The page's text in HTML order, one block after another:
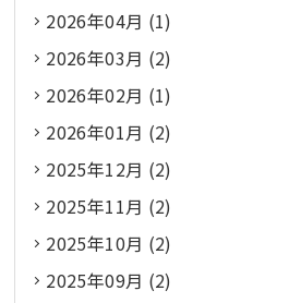
2026年04月 (1)
2026年03月 (2)
2026年02月 (1)
2026年01月 (2)
2025年12月 (2)
2025年11月 (2)
2025年10月 (2)
2025年09月 (2)